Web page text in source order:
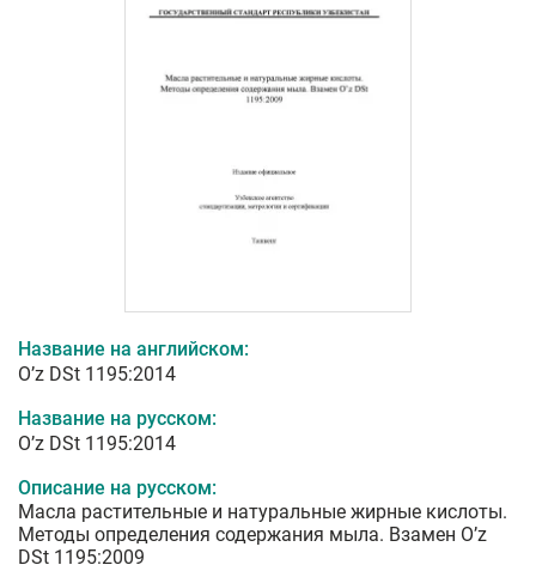
Название на английском:
O’z DSt 1195:2014
Название на русском:
O’z DSt 1195:2014
Описание на русском:
Масла растительные и натуральные жирные кислоты.
Методы определения содержания мыла. Взамен O’z
DSt 1195:2009